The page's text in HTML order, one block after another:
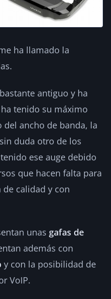
ha llamado la
antiguo y ha
tenido su máximo
del ancho de banda, la
sin duda otro de los
ese auge debido
que hacen falta para
calidad y con
unas gafas de
además con
y con la posibilidad de
VoIP.